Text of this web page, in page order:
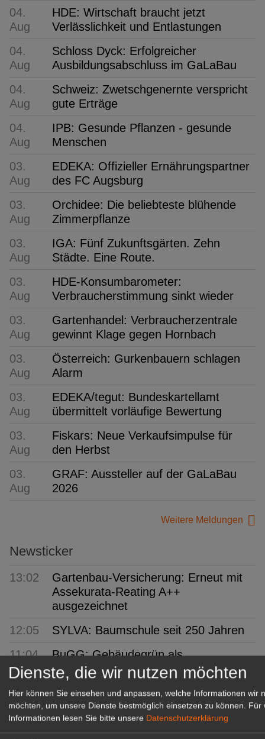
04.
Aug
HDE: Wirtschaft braucht jetzt
Verlässlichkeit und Entlastungen
04.
Aug
Schloss Dyck: Erfolgreicher
Ausbildungsabschluss im GaLaBau
04.
Aug
Schweiz: Zwetschgenernte verspricht
gute Erträge
04.
Aug
IPB: Gesunde Pflanzen - gesunde
Menschen
03.
Aug
EDEKA: Offizieller Ernährungspartner
des FC Augsburg
03.
Aug
Orchidee: Die beliebteste blühende
Zimmerpflanze
03.
Aug
IGA: Fünf Zukunftsgärten. Zehn
Städte. Eine Route.
03.
Aug
HDE-Konsumbarometer:
Verbraucherstimmung sinkt wieder
03.
Aug
Gartenhandel: Verbraucherzentrale
gewinnt Klage gegen Hornbach
03.
Aug
Österreich: Gurkenbauern schlagen
Alarm
03.
Aug
EDEKA/tegut: Bundeskartellamt
übermittelt vorläufige Bewertung
03.
Aug
Fiskars: Neue Verkaufsimpulse für
den Herbst
03.
Aug
GRAF: Aussteller auf der GaLaBau
2026
Weitere Meldungen
Newsticker
13:02
Gartenbau-Versicherung: Erneut mit
Assekurata-Reating A++
ausgezeichnet
12:05
SYLVA: Baumschule seit 250 Jahren
11:04
BuGG: Gebäudegrün als
bedeutendes Geschäftsfeld
10:06
VSSE: 3. Steinobst-Forum
09:57
PROGNOSFRUIT 2026: EU-
Prognose für Äpfel und Birnen
Dienste, die wir nutzen möchten
Hier können Sie einsehen und anpassen, welche Informationen wir
möchten, um unsere Dienste bestmöglich einsetzen zu können.
Für
Informationen lesen Sie bitte unsere Datenschutzerklärung